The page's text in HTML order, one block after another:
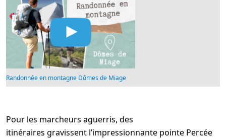
Randonnée en montagne Dômes de Miage
Pour les marcheurs aguerris, des
itinéraires gravissent l’impressionnante pointe Percée